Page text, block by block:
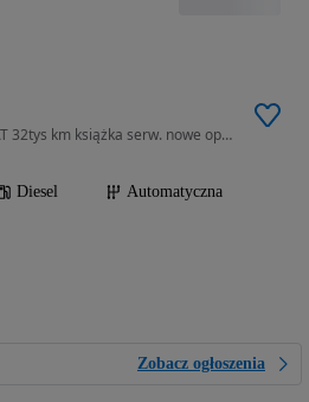
1248 cm3 • 75 KM • AUTOMAT 32tys km książka serw. nowe opony olej filtry stan idealny
Diesel
Automatyczna
Zobacz ogłoszenia